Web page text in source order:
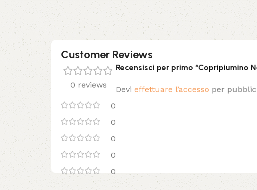
Customer Reviews
0 reviews
0
0
0
0
0
Recensisci per primo “Copripiumino
Devi effettuare l’accesso per